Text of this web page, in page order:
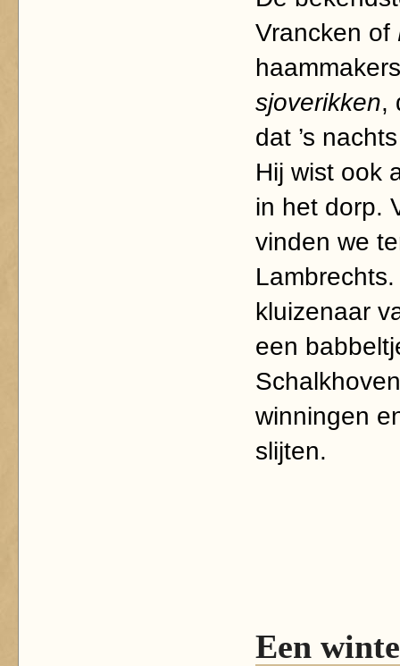
Vrancken of
sjoverikken,
dat ’s
Hij wist ook
in het dorp.
vinden we
kluizenaar
een
winningen
slijten.
Een